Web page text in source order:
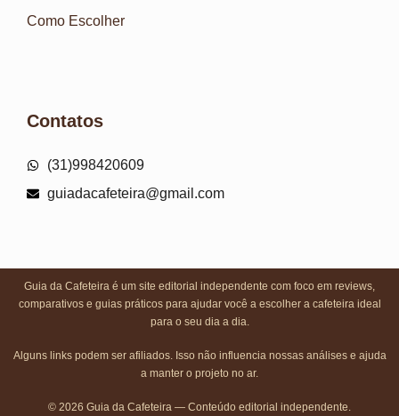
Como Escolher
Contatos
(31)998420609
guiadacafeteira@gmail.com
Guia da Cafeteira é um site editorial independente com foco em reviews,
comparativos e guias práticos para ajudar você a escolher a cafeteira ideal
para o seu dia a dia.
Alguns links podem ser afiliados. Isso não influencia nossas análises e ajuda
a manter o projeto no ar.
© 2026 Guia da Cafeteira — Conteúdo editorial independente.